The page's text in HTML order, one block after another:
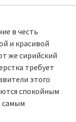
в честь
и красивой
же сирийский
требует
этого
спокойным
самым